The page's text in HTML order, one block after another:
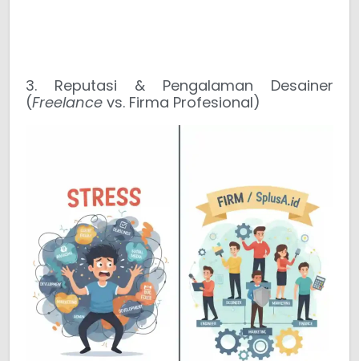
3. Reputasi & Pengalaman Desainer
(Freelance vs. Firma Profesional)